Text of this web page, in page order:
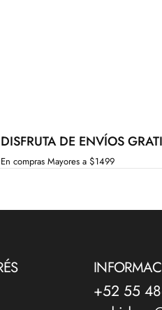
DISFRUTA DE ENVÍOS
En compras Mayores a $1499
+52 55